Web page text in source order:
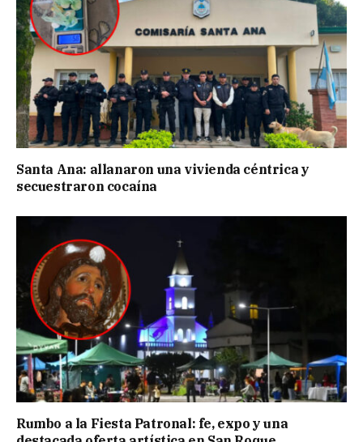
Santa Ana: allanaron una vivienda céntrica y
secuestraron cocaína
Rumbo a la Fiesta Patronal: fe, expo y una